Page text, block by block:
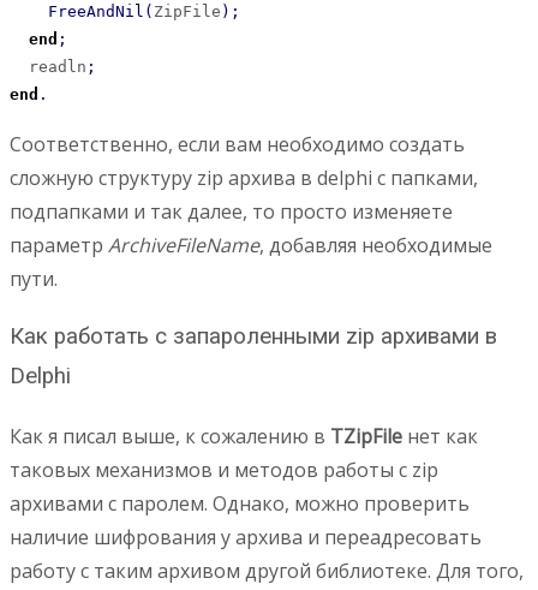
FreeAndNil ( ZipFile ) ;
end ;
  readln
;
end .
Соответственно, если вам необходимо создать
сложную структуру zip архива в delphi с папками,
подпапками и так далее, то просто изменяете
параметр ArchiveFileName, добавляя необходимые
пути.
Как работать с запароленными zip архивами в
Delphi
Как я писал выше, к сожалению в TZipFile нет как
таковых механизмов и методов работы с zip
архивами с паролем. Однако, можно проверить
наличие шифрования у архива и переадресовать
работу с таким архивом другой библиотеке. Для того,